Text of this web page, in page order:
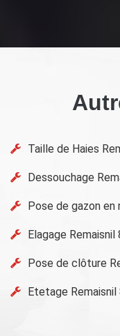
Taille de Haies
Dessouchage
Pose de gazon en
Elagage Remaisnil
Pose de clôture
Etetage Remaisnil